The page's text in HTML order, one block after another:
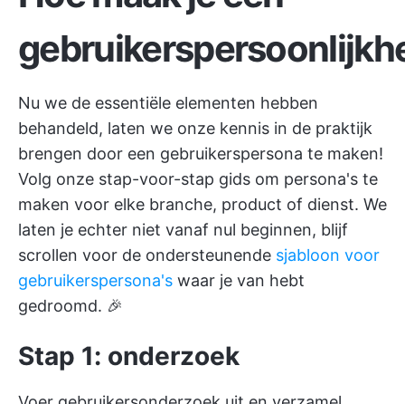
Nu we de essentiële elementen hebben
behandeld, laten we onze kennis in de praktijk
brengen door een gebruikerspersona te maken!
Volg onze stap-voor-stap gids om persona's te
maken voor elke branche, product of dienst. We
laten je echter niet vanaf nul beginnen, blijf
scrollen voor de ondersteunende sjabloon voor
gebruikerspersona's waar je van hebt
gedroomd. 🎉
Stap 1: onderzoek